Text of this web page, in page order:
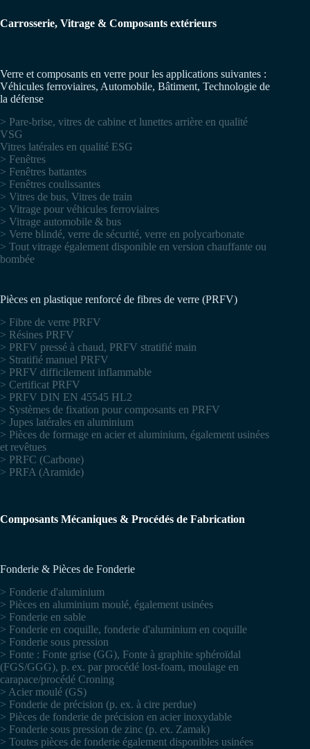
Carrosserie, Vitrage & Composants extérieurs
Verre et composants en verre pour les applications suivantes :
Véhicules ferroviaires, Automobile, Bâtiment, Technologie de
la défense
> Pare-brise, vitres de cabine et lunettes arrière en qualité
VSG
Vitres latérales en qualité ESG
> Fenêtres
> Fenêtres battantes
> Fenêtres coulissantes
> Vitres de bus, Vitres de train
> Vitrage pour véhicules ferroviaires
> Vitrage automobile & bus
> Verre blindé, verre de sécurité, verre en polycarbonate
> Tout vitrage également disponible en version chauffante ou
bombée
Pièces en plastique renforcé de fibres de verre (PRFV)
> Fibre de verre PRFV
> Résines PRFV
> PRFV pressé à chaud, PRFV stratifié main
> Stratifié manuel PRFV
> PRFV difficilement inflammable
> Certificat PRFV
> PRFV DIN EN 45545 HL2
> Systèmes de fixation pour composants en PRFV
> Jupes latérales en aluminium
> Pièces de formage en acier et aluminium, également usinées
et revêtues
> PRFC (Carbone)
> PRFA (Aramide)
Composants Mécaniques & Procédés de Fabrication
Fonderie & Pièces de Fonderie
> Fonderie d'aluminium
> Pièces en aluminium moulé, également usinées
> Fonderie en sable
> Fonderie en coquille, fonderie d'aluminium en coquille
> Fonderie sous pression
> Fonte : Fonte grise (GG), Fonte à graphite sphéroïdal
(FGS/GGG), p. ex. par procédé lost-foam, moulage en
carapace/procédé Croning
> Acier moulé (GS)
> Fonderie de précision (p. ex. à cire perdue)
> Pièces de fonderie de précision en acier inoxydable
> Fonderie sous pression de zinc (p. ex. Zamak)
> Toutes pièces de fonderie également disponibles usinées